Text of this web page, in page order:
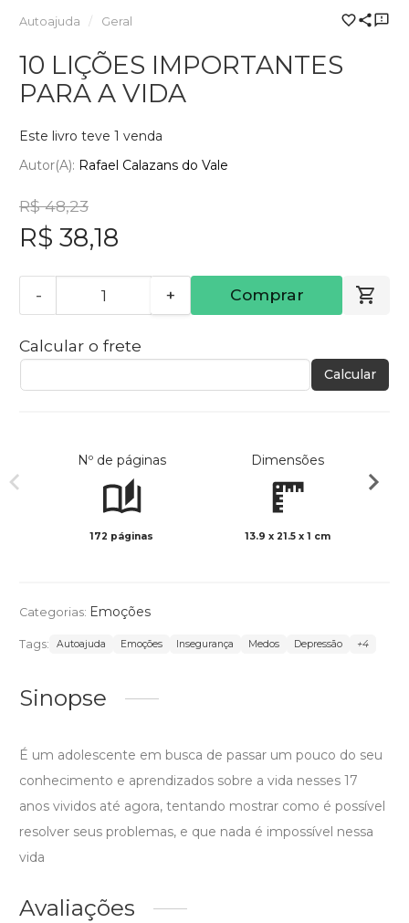
Autoajuda Geral
10 LIÇÕES IMPORTANTES
PARA A VIDA
Este livro teve 1 venda
Autor(a): Rafael Calazans do Vale
R$ 48,23
R$ 38,18
- + Comprar
Calcular o frete
Calcular
Nº de páginas
172 páginas
Dimensões
13.9 x 21.5 x 1 cm
Categorias: Emoções
Tags: Autoajuda Emoções Insegurança Medos Depressão +4
Sinopse
É um adolescente em busca de passar um pouco do seu
conhecimento e aprendizados sobre a vida nesses 17
anos vividos até agora, tentando mostrar como é possível
resolver seus problemas, e que nada é impossível nessa
vida
Avaliações